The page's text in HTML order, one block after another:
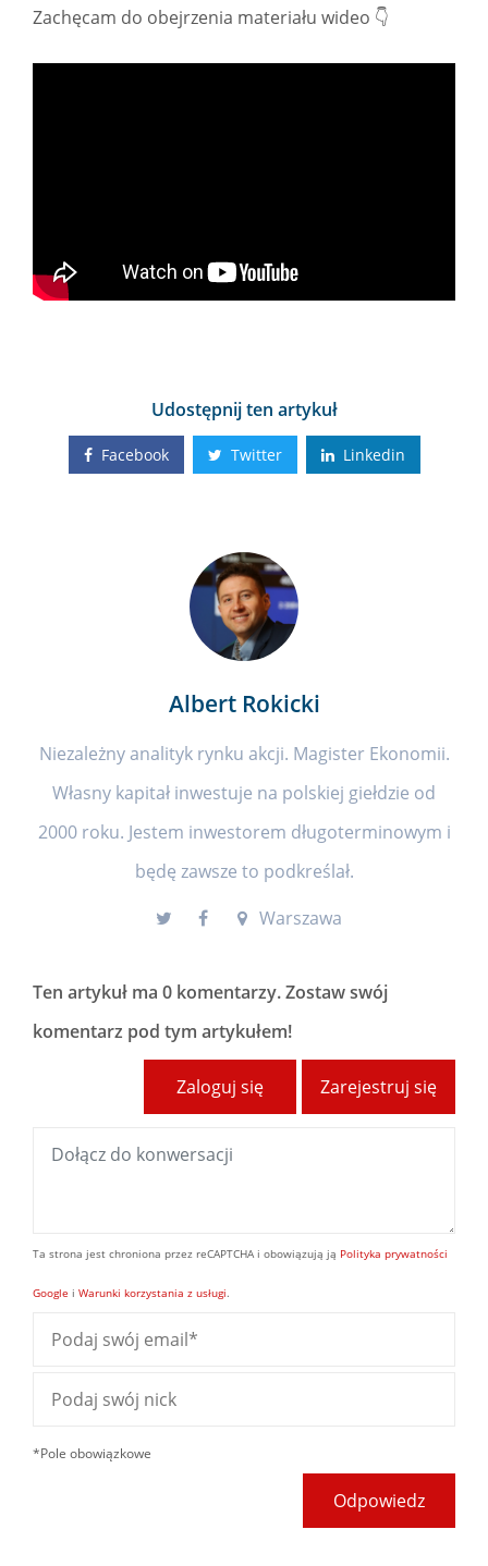
Zachęcam do obejrzenia materiału wideo 👇
Udostępnij ten artykuł
Facebook Twitter Linkedin
Albert Rokicki
Niezależny analityk rynku akcji. Magister Ekonomii.
Własny kapitał inwestuje na polskiej giełdzie od
2000 roku. Jestem inwestorem długoterminowym i
będę zawsze to podkreślał.
Warszawa
Ten artykuł ma 0 komentarzy. Zostaw swój
komentarz pod tym artykułem!
Zarejestruj się
Zaloguj się
Ta strona jest chroniona przez reCAPTCHA i obowiązują ją Polityka prywatności
Google i Warunki korzystania z usługi.
*Pole obowiązkowe
Odpowiedz